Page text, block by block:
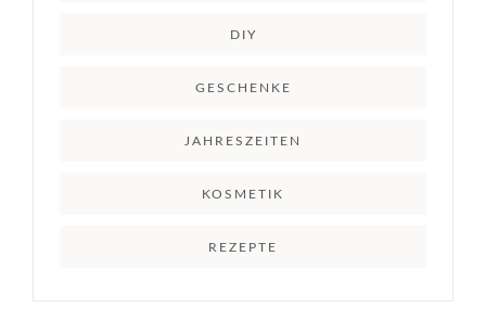
DIY
GESCHENKE
JAHRESZEITEN
KOSMETIK
REZEPTE